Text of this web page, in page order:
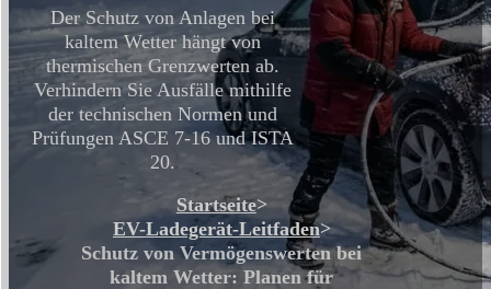
Der Schutz von Anlagen bei
kaltem Wetter hängt von
thermischen Grenzwerten ab.
Verhindern Sie Ausfälle mithilfe
der technischen Normen und
Prüfungen ASCE 7-16 und ISTA
20.
Startseite>
EV-Ladegerät-Leitfaden>
Schutz von Vermögenswerten bei
kaltem Wetter: Planen für